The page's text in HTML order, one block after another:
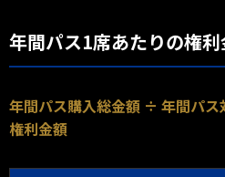
年間パス1席あたりの権
年間パス購入総金額 ÷ 年間パス
権利金額